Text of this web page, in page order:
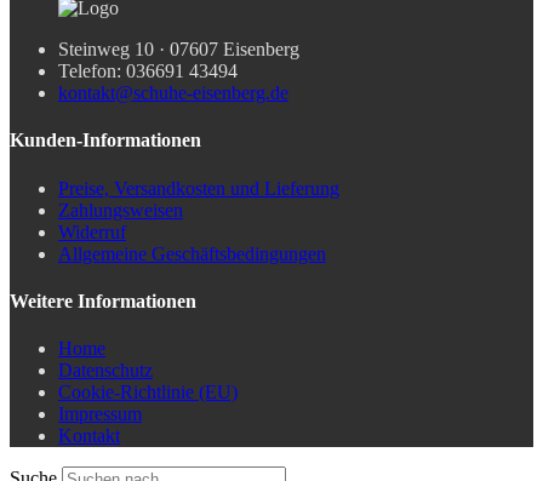
Steinweg 10 · 07607 Eisenberg
Telefon: 036691 43494
kontakt@schuhe-eisenberg.de
Kunden-Informationen
Preise, Versandkosten und Lieferung
Zahlungsweisen
Widerruf
Allgemeine Geschäftsbedingungen
Weitere Informationen
Home
Datenschutz
Cookie-Richtlinie (EU)
Impressum
Kontakt